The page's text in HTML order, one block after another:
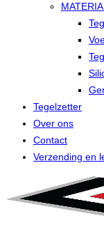
Tegelzetter
Over ons
Contact
Verzending en